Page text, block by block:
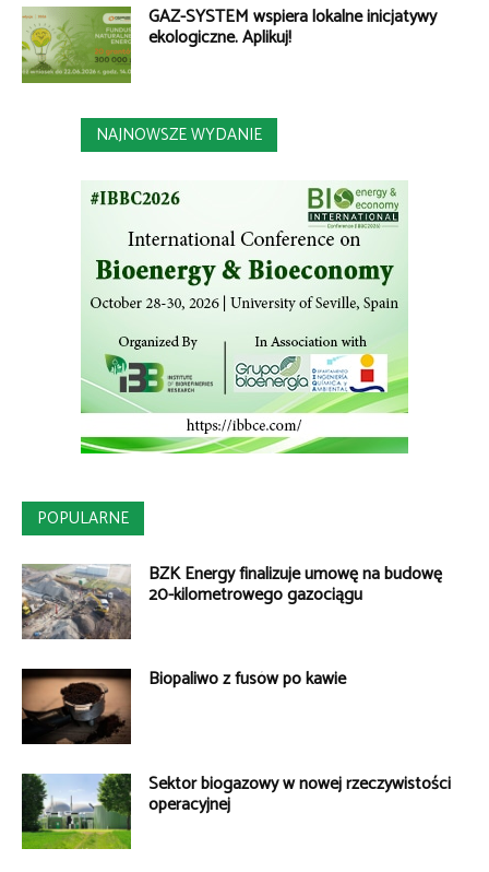
GAZ-SYSTEM wspiera lokalne inicjatywy
ekologiczne. Aplikuj!
NAJNOWSZE WYDANIE
POPULARNE
BZK Energy finalizuje umowę na budowę
20-kilometrowego gazociągu
Biopaliwo z fusów po kawie
Sektor biogazowy w nowej rzeczywistości
operacyjnej